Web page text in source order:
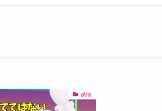
感情